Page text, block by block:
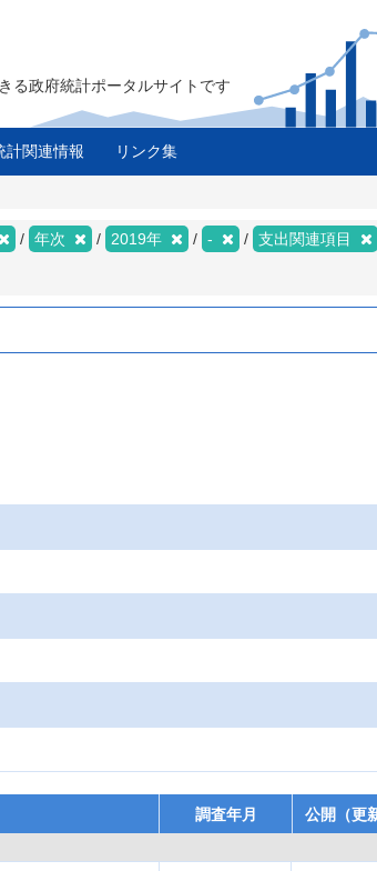
る政府統計ポータルサイトです
計関連情報 リンク集
年次 2019年 - 支出関連項目
調査年月 公開（更